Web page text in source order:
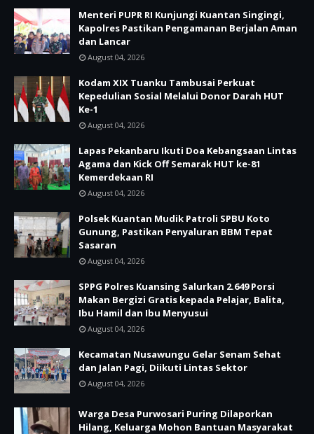
Menteri PUPR RI Kunjungi Kuantan Singingi,
Kapolres Pastikan Pengamanan Berjalan Aman
dan Lancar
August 04, 2026
Kodam XIX Tuanku Tambusai Perkuat
Kepedulian Sosial Melalui Donor Darah HUT
Ke-1
August 04, 2026
Lapas Pekanbaru Ikuti Doa Kebangsaan Lintas
Agama dan Kick Off Semarak HUT ke-81
Kemerdekaan RI
August 04, 2026
Polsek Kuantan Mudik Patroli SPBU Koto
Gunung, Pastikan Penyaluran BBM Tepat
Sasaran
August 04, 2026
SPPG Polres Kuansing Salurkan 2.649 Porsi
Makan Bergizi Gratis kepada Pelajar, Balita,
Ibu Hamil dan Ibu Menyusui
August 04, 2026
Kecamatan Nusawungu Gelar Senam Sehat
dan Jalan Pagi, Diikuti Lintas Sektor
August 04, 2026
Warga Desa Purwosari Puring Dilaporkan
Hilang, Keluarga Mohon Bantuan Masyarakat